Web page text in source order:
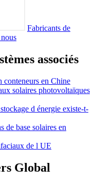
Fabricants de
associés
conteneurs en Chine
solaires photovoltaïques
d énergie existe-t-
de base solaires en
de l UE
Global